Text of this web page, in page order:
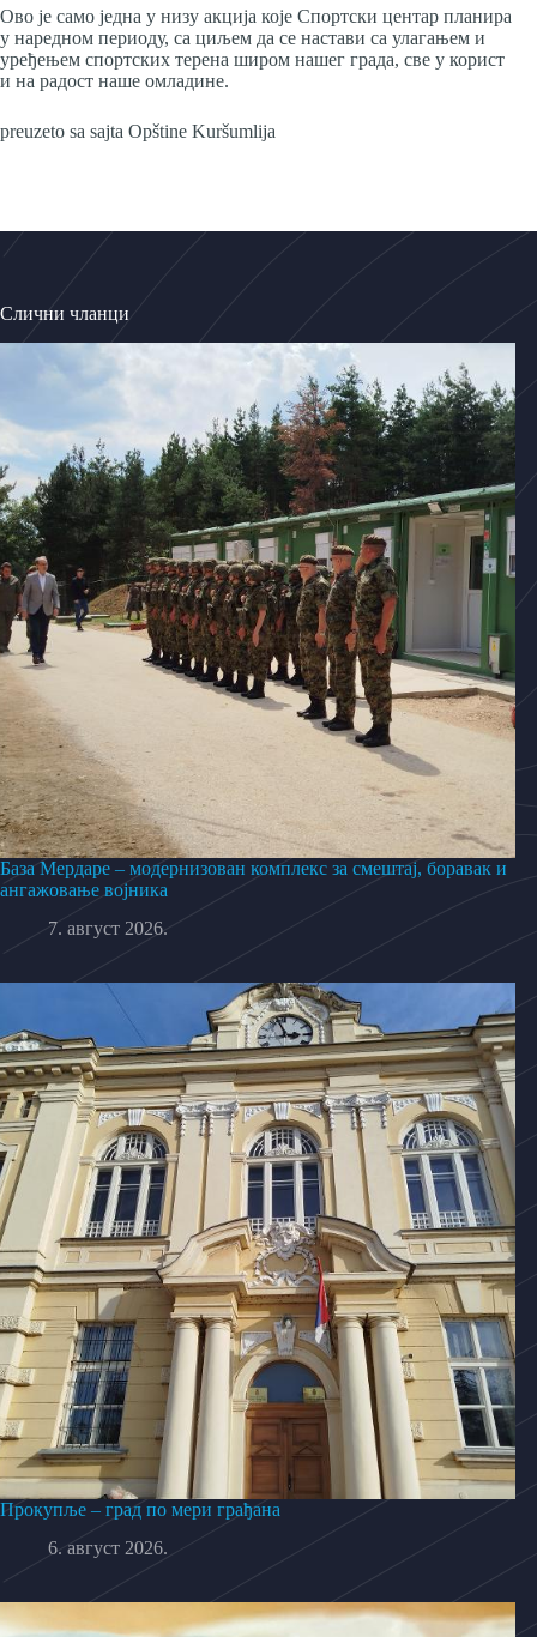
Ово је само једна у низу акција које Спортски центар планира
у наредном периоду, са циљем да се настави са улагањем и
уређењем спортских терена широм нашег града, све у корист
и на радост наше омладине.
preuzeto sa sajta Opštine Kuršumlija
Слични чланци
База Мердаре – модернизован комплекс за смештај, боравак и
ангажовање војника
7. август 2026.
Прокупље – град по мери грађана
6. август 2026.